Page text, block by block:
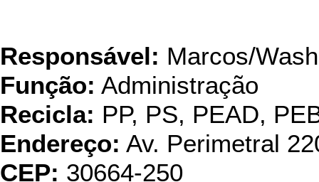
Responsável: Marcos/
Função: Administração
Recicla: PP, PS, PEAD,
Endereço: Av. Perimetral
CEP: 30664-250